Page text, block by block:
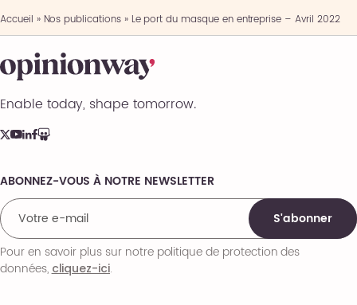
Accueil » Nos publications» Le port du masque en entreprise – Avril 2022
Enable today, shape tomorrow.
Comments
ABONNEZ-VOUS À NOTRE NEWSLETTER
S'abonner
Pour en savoir plus sur notre politique de protection des
données,cliquez-ici.